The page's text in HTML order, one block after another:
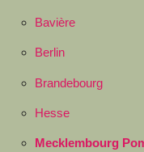
Bavière
Berlin
Brandebourg
Hesse
Mecklembourg